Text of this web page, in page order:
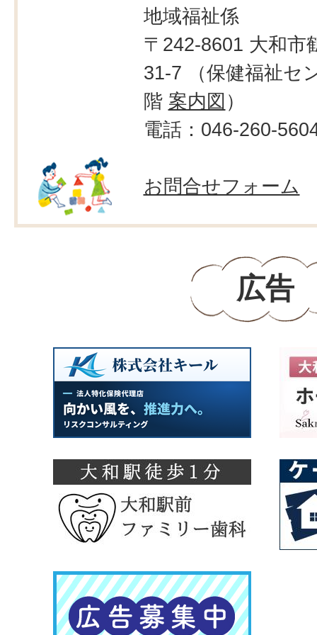
地域福祉係
〒242-8601 大和市
31-7 （保健福祉セ
階 案内図 ）
電話：046-260-
お問合せフォーム
広告